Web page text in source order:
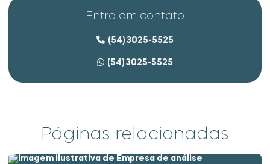
Análise de água deionizada
Análise de água e efluentes
Análise de água empresas
Análise de água na indústria
Análise de água parâmetros
Entre em contato
(54) 3025-5525
(54) 3025-5525
Páginas relacionadas